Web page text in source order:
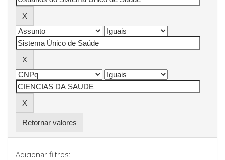
Retornar valores
Adicionar filtros: